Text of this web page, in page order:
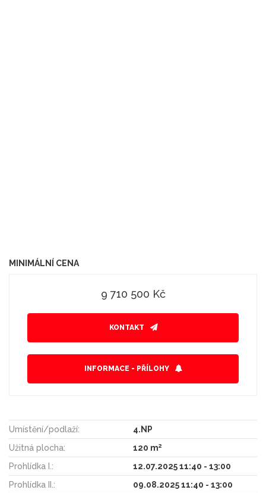
MINIMÁLNÍ CENA
9 710 500 Kč
KONTAKT
INFORMACE - PŘÍLOHY
Umístění/podlaží:
4.NP
Užitná plocha:
120 m2
Prohlídka I.:
12.07.2025 11:40 - 13:00
Prohlídka II.:
09.08.2025 11:40 - 13:00